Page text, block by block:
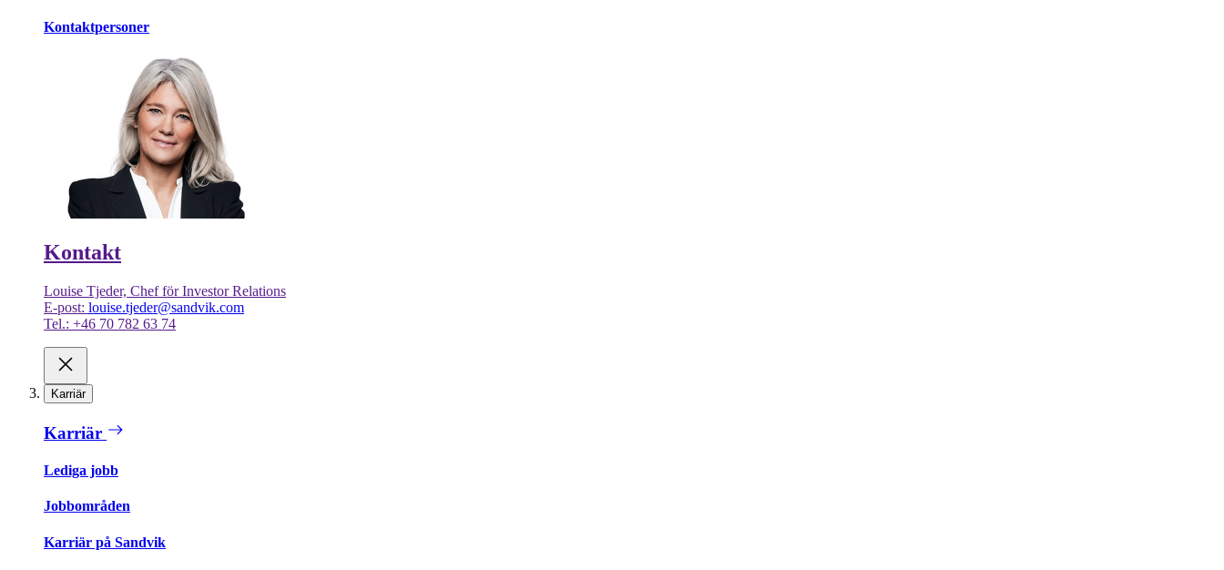
Kontaktpersoner
Kontakt
Louise Tjeder, Chef för Investor Relations
E-post: louise.tjeder@sandvik.com
Tel.: +46 70 782 63 74
Karriär
Karriär
Lediga jobb
Jobbområden
Karriär på Sandvik